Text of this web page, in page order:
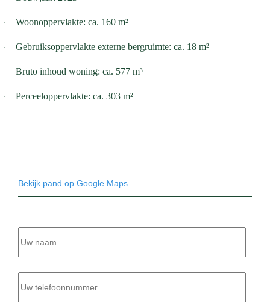
· Woonoppervlakte: ca. 160 m²
· Gebruiksoppervlakte externe bergruimte: ca. 18 m²
· Bruto inhoud woning: ca. 577 m³
· Perceeloppervlakte: ca. 303 m²
Bekijk pand op Google Maps.